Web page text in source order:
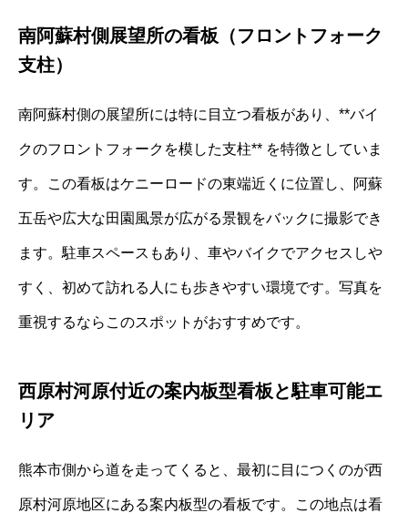
南阿蘇村側展望所の看板（フロントフォーク
支柱）
南阿蘇村側の展望所には特に目立つ看板があり、**バイ
クのフロントフォークを模した支柱** を特徴としていま
す。この看板はケニーロードの東端近くに位置し、阿蘇
五岳や広大な田園風景が広がる景観をバックに撮影でき
ます。駐車スペースもあり、車やバイクでアクセスしや
すく、初めて訪れる人にも歩きやすい環境です。写真を
重視するならこのスポットがおすすめです。
西原村河原付近の案内板型看板と駐車可能エ
リア
熊本市側から道を走ってくると、最初に目につくのが西
原村河原地区にある案内板型の看板です。この地点は看